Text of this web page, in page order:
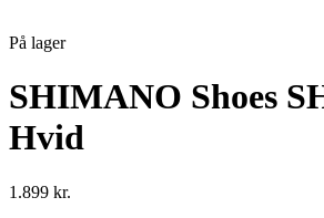
På lager
SHIMANO Shoes
Hvid
1.899 kr.